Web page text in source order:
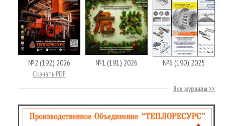
№2 (192) 2026
Скачать PDF
№1 (191) 2026 №6 (190) 2025
Все журналы